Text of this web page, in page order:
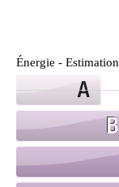
Énergie -